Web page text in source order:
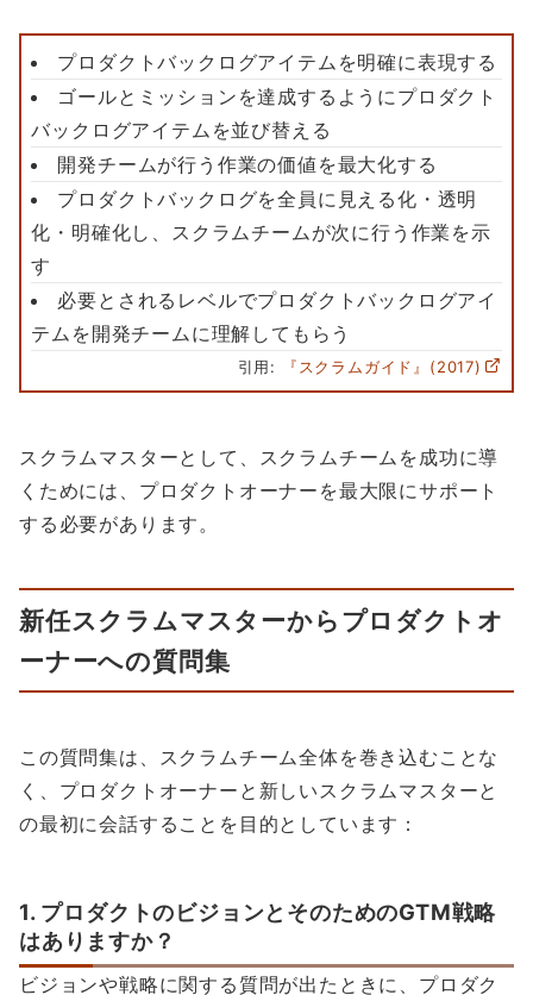
プロダクトバックログアイテムを明確に表現する
ゴールとミッションを達成するようにプロダクト
バックログアイテムを並び替える
開発チームが行う作業の価値を最大化する
プロダクトバックログを全員に見える化・透明
化・明確化し、スクラムチームが次に行う作業を示
す
必要とされるレベルでプロダクトバックログアイ
テムを開発チームに理解してもらう
引用: 『スクラムガイド』(2017)
スクラムマスターとして、スクラムチームを成功に導
くためには、プロダクトオーナーを最大限にサポート
する必要があります。
新任スクラムマスターからプロダクトオ
ーナーへの質問集
この質問集は、スクラムチーム全体を巻き込むことな
く、プロダクトオーナーと新しいスクラムマスターと
の最初に会話することを目的としています：
1. プロダクトのビジョンとそのためのGTM戦略
はありますか？
ビジョンや戦略に関する質問が出たときに、プロダク